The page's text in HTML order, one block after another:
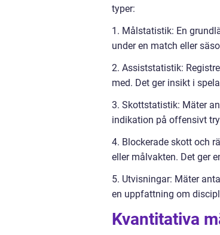
typer:
1. Målstatistik: En
under en match eller
2. Assiststatistik:
med. Det ger insikt i
3. Skottstatistik: Mäter
indikation på offensivt
4. Blockerade skott och
eller målvakten. Det ger
5. Utvisningar: Mäter
en uppfattning om
Kvantitativa